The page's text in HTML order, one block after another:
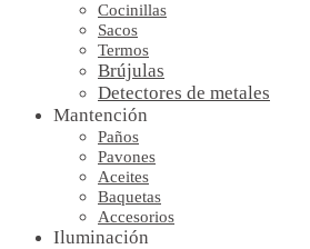
Cocinillas
Sacos
Termos
Brújulas
Detectores de metales
Mantención
Paños
Pavones
Aceites
Baquetas
Accesorios
Iluminación